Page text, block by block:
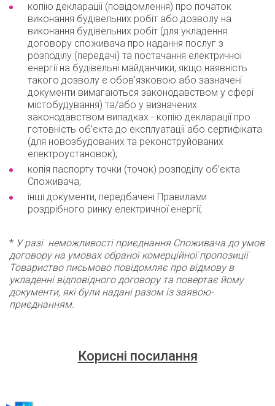
копію декларації (повідомлення) про початок
виконання будівельних робіт або дозволу на
виконання будівельних робіт (для укладення
договору споживача про надання послуг з
розподілу (передачі) та постачання електричної
енергії на будівельні майданчики, якщо наявність
такого дозволу є обов’язковою або зазначені
документи вимагаються законодавством у сфері
містобудування) та/або у визначених
законодавством випадках - копію декларації про
готовність об’єкта до експлуатації або сертифіката
(для новозбудованих та реконструйованих
електроустановок);
копія паспорту точки (точок) розподілу об’єкта
Споживача;
інші документи, передбачені Правилами
роздрібного ринку електричної енергії;
* У разі неможливості приєднання Споживача до умов
договору на умовах обраної комерційної пропозиції
Товариство письмово повідомляє про відмову в
укладенні відповідного договору та повертає йому
документи, які були надані разом із заявою-
приєднанням.
Корисні посилання